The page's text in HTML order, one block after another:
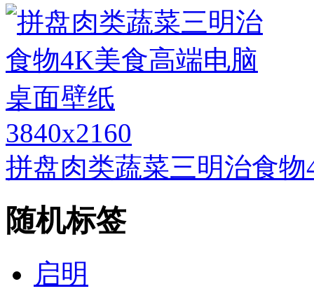
3840x2160
拼盘肉类蔬菜三明治食
随机标签
启明